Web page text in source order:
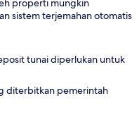
properti mungkin
sistem terjemahan otomatis
tunai diperlukan untuk
diterbitkan pemerintah